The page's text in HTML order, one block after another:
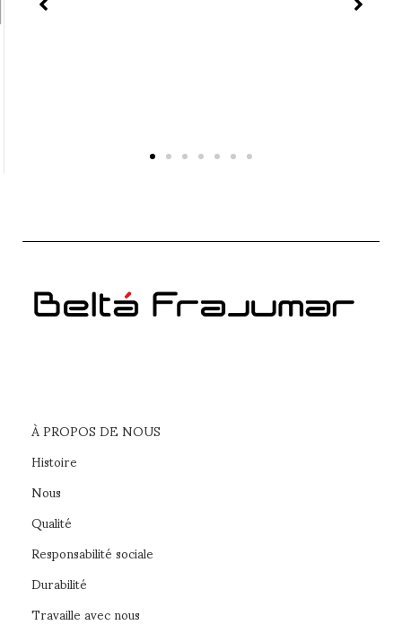
Tout d’abord, vous devez
À PROPOS DE NOUS
Histoire
Nous
Qualité
Responsabilité sociale
Durabilité
Travaille avec nous